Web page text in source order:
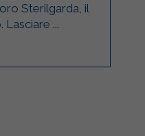
Sterilgarda, il
Lasciare ...